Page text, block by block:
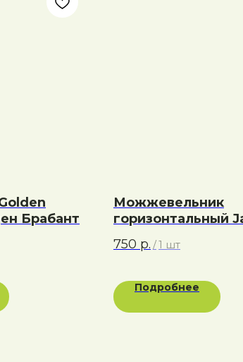
Брабант
Можжевельник
горизонтальный
750 р. /1 шт
Подробнее